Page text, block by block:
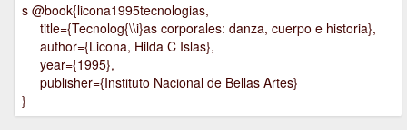
s @book{licona1995tecnologias,
title={Tecnolog{\\i}as corporales: danza, cuerpo e historia},
author={Licona, Hilda C Islas},
year={1995},
publisher={Instituto Nacional de Bellas Artes}
}